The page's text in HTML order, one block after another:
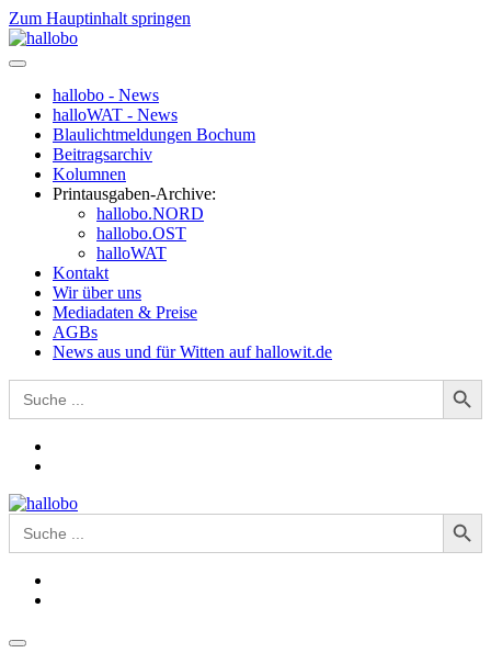
Zum Hauptinhalt springen
hallobo - News
halloWAT - News
Blaulichtmeldungen Bochum
Beitragsarchiv
Kolumnen
Printausgaben-Archive:
hallobo.NORD
hallobo.OST
halloWAT
Kontakt
Wir über uns
Mediadaten & Preise
AGBs
News aus und für Witten auf hallowit.de
Search
for:
Search Button
Search
for:
Search Button